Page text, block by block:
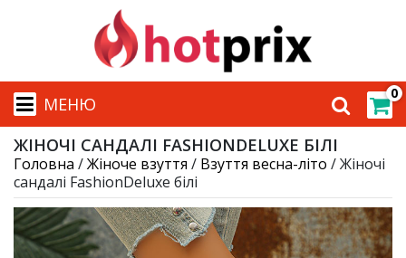
МЕНЮ
0
ЖІНОЧІ САНДАЛІ FASHIONDELUXE БІЛІ
Головна /Жіноче взуття / Взуття весна-літо / Жіночі
сандалі FashionDeluxe білі